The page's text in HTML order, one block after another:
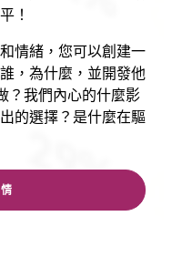
！
情緒，您可以創建一
，為什麼，並開發他
？我們內心的什麼影
的選擇？是什麼在驅